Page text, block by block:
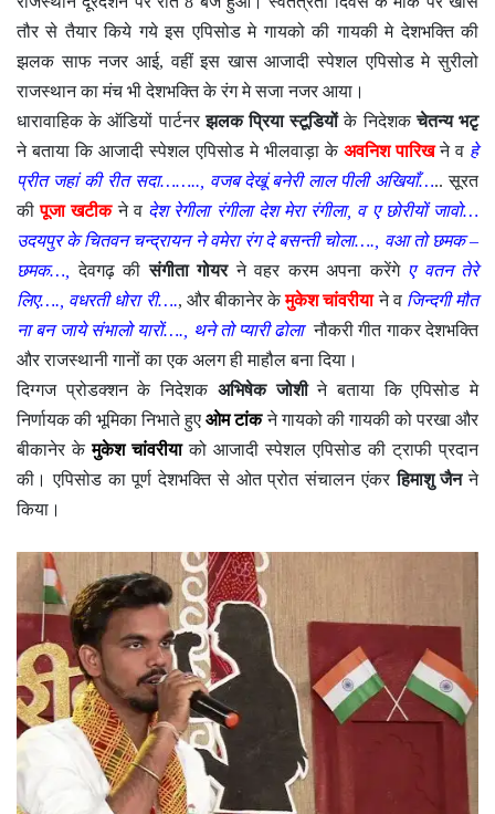
तौर से तैयार किये गये इस एपिसोड मे गायको की गायकी मे देशभक्ति की
झलक साफ नजर आई, वहीं इस खास आजादी स्पेशल एपिसोड मे सुरीलो
राजस्थान का मंच भी देशभक्ति के रंग मे सजा नजर आया।
धारावाहिक के ऑडियों पार्टनरझलक प्रिया स्टूडियोंके निदेशकचेतन्य भटृ
ने बताया कि आजादी स्पेशल एपिसोड मे भीलवाड़ा के अवनिश पारिखने व हे
प्रीत जहां की रीत सदा…….., वजब देखूं बनेरी लाल पीली अखियाँ….. सूरत
कीपूजा खटीकने व देश रेगीला रंगीला देश मेरा रंगीला, व ए छोरीयों जावो…
उदयपुर के चितवन चन्द्रायन ने वमेरा रंग दे बसन्ती चोला…., वआ तो छमक –
छमक…,
देवगढ़ कीसंगीता गोयरने वहर करम अपना करेंगे ए वतन तेरे
लिए…., वधरती धोरा री…., और बीकानेर केमुकेश चांवरीयाने व जिन्दगी मौत
ना बन जाये संभालो यारों…., थने तो प्यारी ढोलानौकरी गीत गाकर देशभक्ति
और राजस्थानी गानों का एक अलग ही माहौल बना दिया।
दिग्गज प्रोडक्शन के निदेशक अभिषेक जोशीने बताया कि एपिसोड मे
निर्णायक की भूमिका निभाते हुएओम टांकने गायको की गायकी को परखा और
बीकानेर केमुकेश चांवरीयाको आजादी स्पेशल एपिसोड की ट्राफी प्रदान
की। एपिसोड का पूर्ण देशभक्ति से ओत प्रोत संचालन एंकरहिमाशु जैनने
किया।